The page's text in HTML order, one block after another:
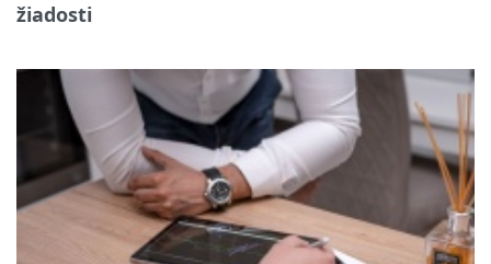
žiadosti